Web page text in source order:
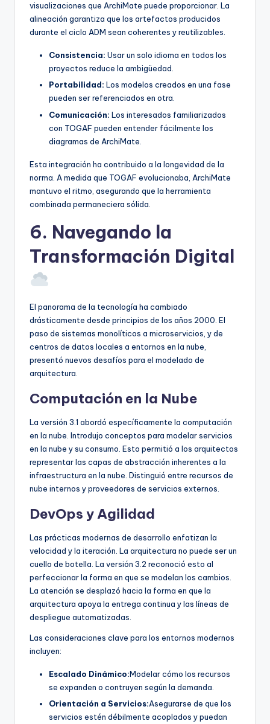
visualizaciones que ArchiMate puede proporcionar. La
alineación garantiza que los artefactos producidos
durante el ciclo ADM sean coherentes y reutilizables.
Consistencia: Usar un solo idioma en todos los
proyectos reduce la ambigüedad.
Portabilidad: Los modelos creados en una fase
pueden ser referenciados en otra.
Comunicación: Los interesados familiarizados
con TOGAF pueden entender fácilmente los
diagramas de ArchiMate.
Esta integración ha contribuido a la longevidad de la
norma. A medida que TOGAF evolucionaba, ArchiMate
mantuvo el ritmo, asegurando que la herramienta
combinada permaneciera sólida.
6. Navegando la
Transformación Digital
El panorama de la tecnología ha cambiado
drásticamente desde principios de los años 2000. El
paso de sistemas monolíticos a microservicios, y de
centros de datos locales a entornos en la nube,
presentó nuevos desafíos para el modelado de
arquitectura.
Computación en la Nube
La versión 3.1 abordó específicamente la computación
en la nube. Introdujo conceptos para modelar servicios
en la nube y su consumo. Esto permitió a los arquitectos
representar las capas de abstracción inherentes a la
infraestructura en la nube. Distinguió entre recursos de
nube internos y proveedores de servicios externos.
DevOps y Agilidad
Las prácticas modernas de desarrollo enfatizan la
velocidad y la iteración. La arquitectura no puede ser un
cuello de botella. La versión 3.2 reconoció esto al
perfeccionar la forma en que se modelan los cambios.
La atención se desplazó hacia la forma en que la
arquitectura apoya la entrega continua y las líneas de
despliegue automatizadas.
Las consideraciones clave para los entornos modernos
incluyen:
Escalado Dinámico:Modelar cómo los recursos
se expanden o contruyen según la demanda.
Orientación a Servicios:Asegurarse de que los
servicios estén débilmente acoplados y puedan